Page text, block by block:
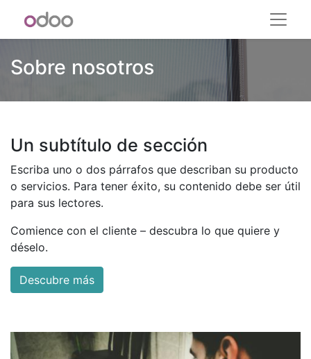
Sobre nosotros
Un subtítulo de sección
Escriba uno o dos párrafos que describan su producto
o servicios. Para tener éxito, su contenido debe ser útil
para sus lectores.
Comience con el cliente – descubra lo que quiere y
déselo.
Descubre más